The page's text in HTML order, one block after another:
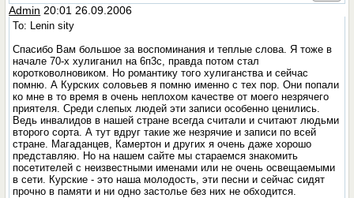
Admin 20:01 26.09.2006
To: Lenin sity
Спасибо Вам большое за воспоминания и теплые слова. Я тоже в
начале 70-х хулиганил на 6п3с, правда потом стал
коротковолновиком. Но романтику того хулиганства и сейчас
помню. А Курских соловьев я помню именно с тех пор. Они попали
ко мне в то время в очень неплохом качестве от моего незрячего
приятеля. Среди слепых людей эти записи особенно ценились.
Ведь инвалидов в нашей стране всегда считали и считают людьми
второго сорта. А тут вдруг такие же незрячие и записи по всей
стране. Магаданцев, Камертон и других я очень даже хорошо
представляю. Но на нашем сайте мы стараемся знакомить
посетителей с неизвестными именами или не очень освещаемыми
в сети. Курские - это наша молодость, эти песни и сейчас сидят
прочно в памяти и ни одно застолье без них не обходится.